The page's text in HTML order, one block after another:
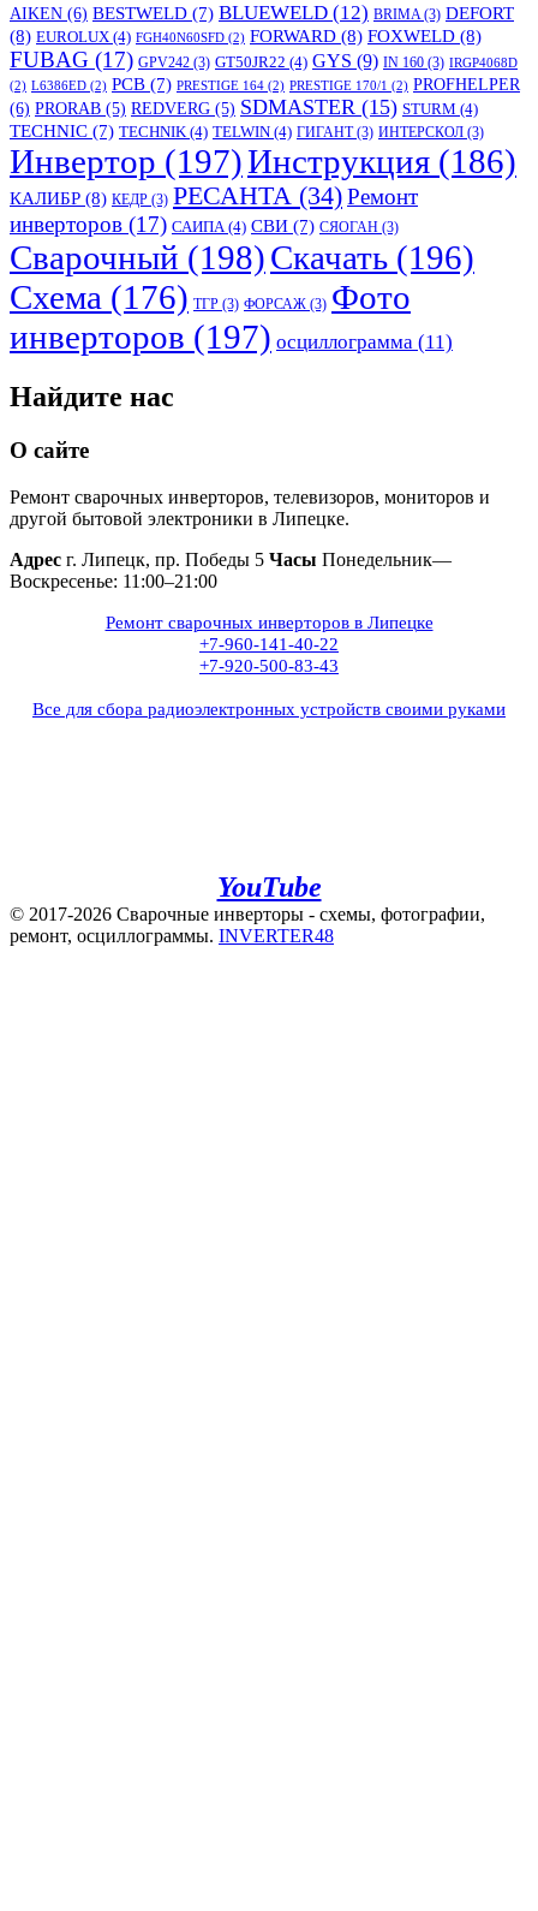
AIKEN (6) BESTWELD (7) BLUEWELD (12) BRIMA(3) DEFORT
(8) EUROLUX (4) FGH40N60SFD (2) FORWARD (8) FOXWELD (8)
FUBAG (17) GPV242 (3) GT50JR22 (4) GYS (9) IN 160 (3) IRGP4068D
(2) L6386ED (2) PCB (7) PRESTIGE 164 (2) PRESTIGE 170/1 (2) PROFHELPER
(6) PRORAB (5) REDVERG (5) SDMASTER (15) STURM (4)
TECHNIC (7) TECHNIK (4) TELWIN (4) ГИГАНТ(3) ИНТЕРСКОЛ (3)
Инвертор (197)Инструкция (186)
КАЛИБР (8) КЕДР (3) РЕСАНТА (34)Ремонт
инверторов (17) САИПА(4) СВИ (7) СЯОГАН (3)
Сварочный (198)Скачать (196)
Схема (176) ТГР (3) ФОРСАЖ (3) Фото
инверторов (197) осциллограмма (11)
Найдите нас
О сайте
Ремонт сварочных инверторов, телевизоров, мониторов и
другой бытовой электроники в Липецке.
Адрес г. Липецк, пр. Победы 5 Часы Понедельник—
Воскресенье: 11:00–21:00
Ремонт сварочных инверторов в Липецке
+7-960-141-40-22
+7-920-500-83-43
Все для сбора радиоэлектронных устройств своими руками
YouTube
© 2017-2026 Сварочные инверторы - схемы, фотографии,
ремонт, осциллограммы. INVERTER48